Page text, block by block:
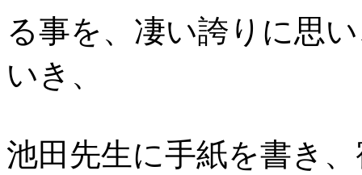
る事を、凄い誇りに思
いき、
池田先生に手紙を書き